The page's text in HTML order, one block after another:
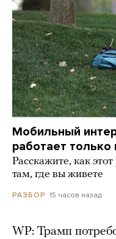
Мобильный
работает
Расскажите, как
там, где вы живете
РАЗБОР 15 часов назад
WP: Трамп